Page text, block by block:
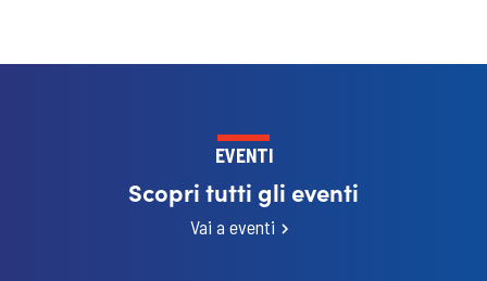
EVENTI
Scopri tutti gli eventi
Vai a eventi